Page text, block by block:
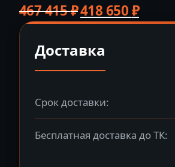
467 415₽ Первоначальная
цена
467
415 ₽.
418 650₽Текущая
цена:
Доставка
Срок доставки:
Бесплатная доставка до ТК: